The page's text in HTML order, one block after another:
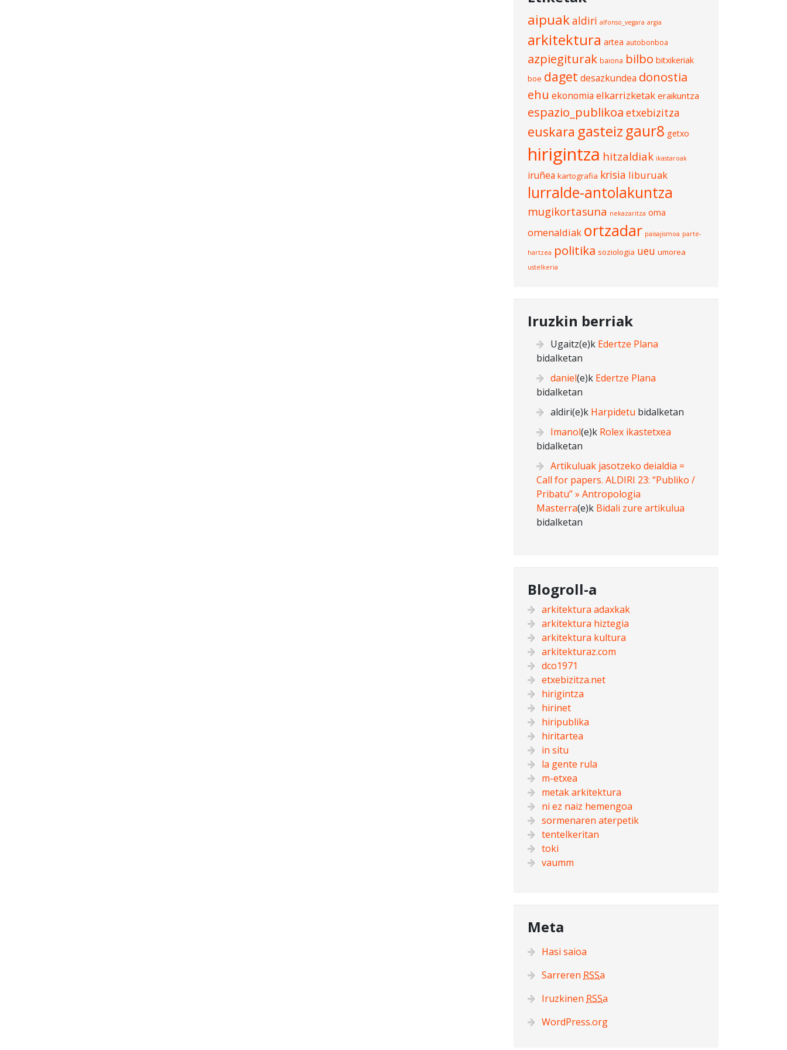
aipuakaldiri alfonso_vegara argia
arkitektura artea autobonboa
azpiegiturak baiona bilbo bitxikeriak
boe daget desazkundea donostia
ehu ekonomia elkarrizketak eraikuntza
espazio_publikoa etxebizitza
euskara gasteiz gaur8 getxo
hirigintza hitzaldiak ikastaroak
iruñea kartografia krisia liburuak
lurralde-antolakuntza
mugikortasuna nekazaritza oma
omenaldiak ortzadar paisajismoa parte-
hartzea politika soziologia ueu umorea
ustelkeria
Iruzkin berriak
Ugaitz(e)k Edertze Plana
bidalketan
daniel(e)k Edertze Plana
bidalketan
aldiri(e)k Harpidetu bidalketan
Imanol(e)k Rolex ikastetxea
bidalketan
Artikuluak jasotzeko deialdia =
Call for papers. ALDIRI 23: “Publiko /
Pribatu” » Antropologia
Masterra(e)k Bidali zure artikulua
bidalketan
Blogroll-a
arkitektura adaxkak
arkitektura hiztegia
arkitektura kultura
arkitekturaz.com
dco1971
etxebizitza.net
hirigintza
hirinet
hiripublika
hiritartea
in situ
la gente rula
m-etxea
metak arkitektura
ni ez naiz hemengoa
sormenaren aterpetik
tentelkeritan
toki
vaumm
Meta
Hasi saioa
Sarreren RSSa
Iruzkinen RSSa
WordPress.org